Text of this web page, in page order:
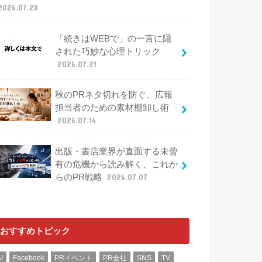
「続きはWEBで」の一言に隠
された巧妙な心理トリック
2026.07.21
秋のPRネタ切れを防ぐ、広報
担当者のための素材棚卸し術
2026.07.14
出版・書店業界が直面する未曾
有の危機から読み解く、これか
らのPR戦略
2026.07.07
おすすめトピック
Facebook PRイベント PR会社 SNS TV